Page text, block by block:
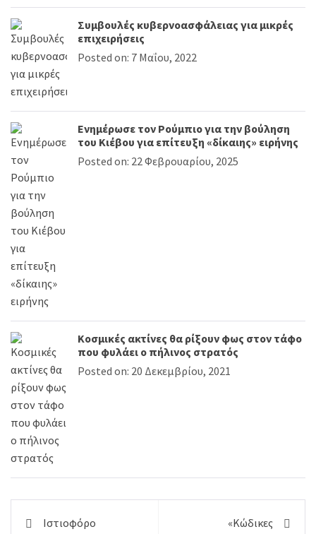
Συμβουλές κυβερνοασφάλειας για μικρές
επιχειρήσεις
Posted on: 7 Μαΐου, 2022
Ενημέρωσε τον Ρούμπιο για την βούληση
του Κιέβου για επίτευξη «δίκαιης» ειρήνης
Posted on: 22 Φεβρουαρίου, 2025
Κοσμικές ακτίνες θα ρίξουν φως στον τάφο
που φυλάει ο πήλινος στρατός
Posted on: 20 Δεκεμβρίου, 2021
Πλοήγηση
Ιστιοφόρο
«Κώδικες